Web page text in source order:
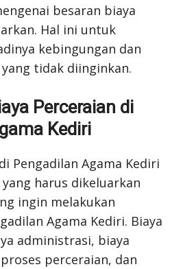
besaran biaya
Hal ini untuk
kebingungan dan
tidak diinginkan.
Perceraian di
Kediri
Pengadilan Agama Kediri
harus dikeluarkan
ingin melakukan
Agama Kediri. Biaya
administrasi, biaya
perceraian, dan